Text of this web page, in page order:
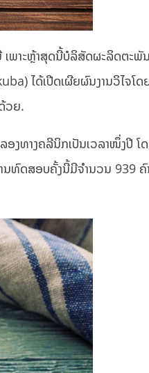
ພາະຫຼ້າສຸດນີ້ບໍລິສັດຜະລິດຕະພັ
ໄດ້ເປີດເຜີຍຜົນງານວິໄຈໂ
ວຍ.
ງທາງຄລີນິກເປັນເວລາໜຶ່ງປີ
ທົດສອບຄັ້ງນີ້ມີຈໍານວນ 939 ຄົ